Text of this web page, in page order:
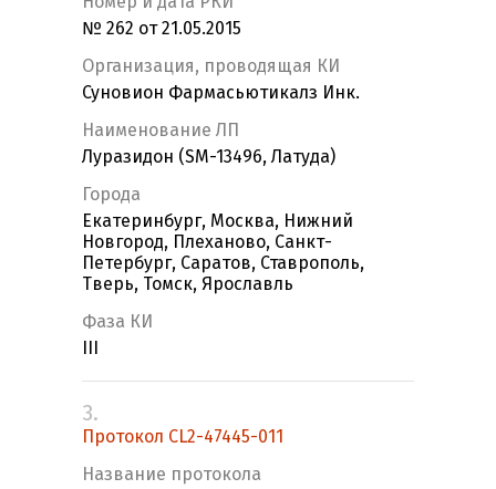
№ 262 от 21.05.2015
Организация, проводящая КИ
Суновион Фармасьютикалз Инк.
Наименование ЛП
Луразидон (SM-13496, Латуда)
Города
Екатеринбург, Москва, Нижний
Новгород, Плеханово, Санкт-
Петербург, Саратов, Ставрополь,
Тверь, Томск, Ярославль
Фаза КИ
3.
Протокол CL2-47445-011
Название протокола